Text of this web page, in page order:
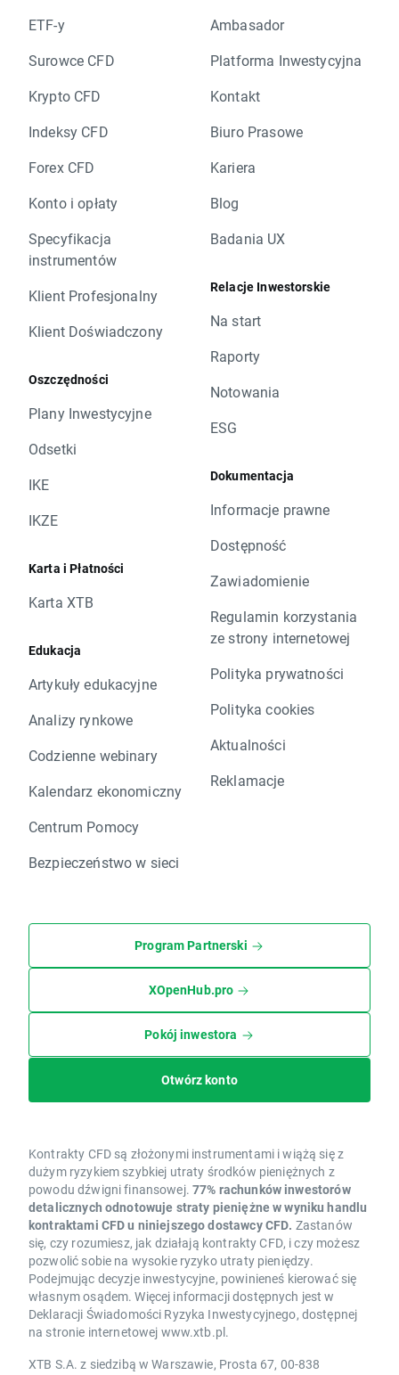
ETF-y
Surowce CFD
Krypto CFD
Indeksy CFD
Forex CFD
Konto i opłaty
Specyfikacja
instrumentów
Klient Profesjonalny
Klient Doświadczony
Oszczędności
Plany Inwestycyjne
Odsetki
IKE
IKZE
Karta i Płatności
Karta XTB
Edukacja
Artykuły edukacyjne
Analizy rynkowe
Codzienne webinary
Kalendarz ekonomiczny
Centrum Pomocy
Bezpieczeństwo w sieci
Ambasador
Platforma Inwestycyjna
Kontakt
Biuro Prasowe
Kariera
Blog
Badania UX
Relacje Inwestorskie
Na start
Raporty
Notowania
ESG
Dokumentacja
Informacje prawne
Dostępność
Zawiadomienie
Regulamin korzystania
ze strony internetowej
Polityka prywatności
Polityka cookies
Aktualności
Reklamacje
Program Partnerski
XOpenHub.pro
Pokój inwestora
Otwórz konto
Kontrakty CFD są złożonymi instrumentami i wiążą się z
dużym ryzykiem szybkiej utraty środków pieniężnych z
powodu dźwigni finansowej. 77% rachunków inwestorów
detalicznych odnotowuje straty pieniężne w wyniku handlu
kontraktami CFD u niniejszego dostawcy CFD. Zastanów
się, czy rozumiesz, jak działają kontrakty CFD, i czy możesz
pozwolić sobie na wysokie ryzyko utraty pieniędzy.
Podejmując decyzje inwestycyjne, powinieneś kierować się
własnym osądem. Więcej informacji dostępnych jest w
Deklaracji Świadomości Ryzyka Inwestycyjnego, dostępnej
na stronie internetowej www.xtb.pl.
XTB S.A. z siedzibą w Warszawie, Prosta 67, 00-838